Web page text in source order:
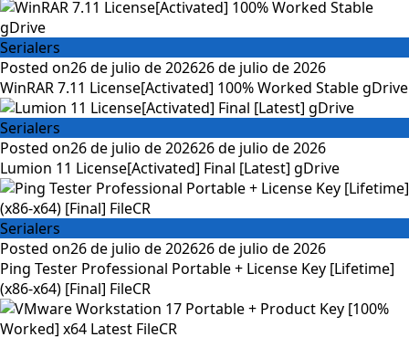
Serialers
Posted on26 de julio de 202626 de julio de 2026
WinRAR 7.11 License[Activated] 100% Worked Stable gDrive
Serialers
Posted on26 de julio de 202626 de julio de 2026
Lumion 11 License[Activated] Final [Latest] gDrive
Serialers
Posted on26 de julio de 202626 de julio de 2026
Ping Tester Professional Portable + License Key [Lifetime]
(x86-x64) [Final] FileCR